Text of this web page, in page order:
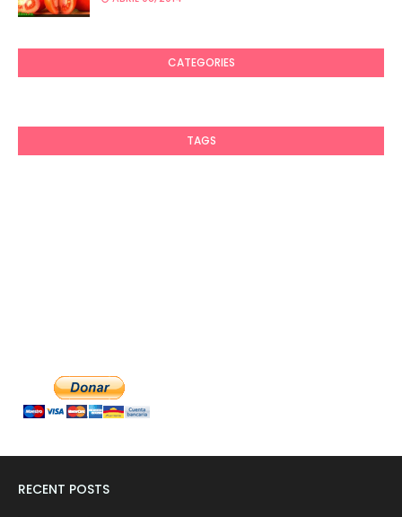
CATEGORIES
TAGS
RECENT POSTS